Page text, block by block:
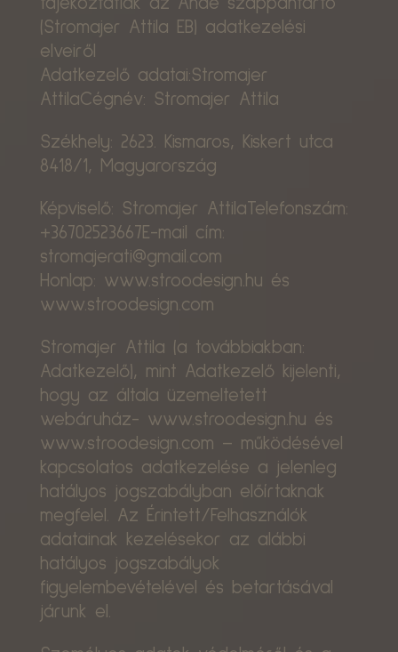
(Stromajer Attila EB) adatkezelési
elveiről
Adatkezelő adatai:Stromajer
AttilaCégnév: Stromajer Attila
Székhely: 2623. Kismaros, Kiskert utca
8418/1, Magyarország
Képviselő: Stromajer AttilaTelefonszám:
+36702523667E-mail cím:
stromajerati@gmail.com
Honlap: www.stroodesign.hu és
www.stroodesign.com
Stromajer Attila (a továbbiakban:
Adatkezelő), mint Adatkezelő kijelenti,
hogy az általa üzemeltetett
webáruház- www.stroodesign.hu és
www.stroodesign.com – működésével
kapcsolatos adatkezelése a jelenleg
hatályos jogszabályban előírtaknak
megfelel. Az Érintett/Felhasználók
adatainak kezelésekor az alábbi
hatályos jogszabályok
figyelembevételével és betartásával
járunk el.